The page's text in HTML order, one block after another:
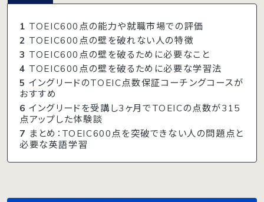
1 TOEIC600点の能力や就職市場での評価
2 TOEIC600点の壁を破れない人の特徴
3 TOEIC600点の壁を破るために必要なこと
4 TOEIC600点の壁を破るために必要な学習法
5 イングリードのTOEIC点数保証コーチングコースが
おすすめ
6 イングリードを受講し3ヶ月でTOEICの点数が315
点アップした体験談
7 まとめ：TOEIC600点を突破できない人の問題点と
必要な英語学習